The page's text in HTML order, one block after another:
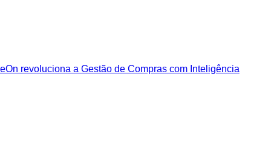
revoluciona a Gestão de Compras com Inteligência